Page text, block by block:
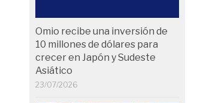
Omio recibe una inversión de
10 millones de dólares para
crecer en Japón y Sudeste
Asiático
23/07/2026